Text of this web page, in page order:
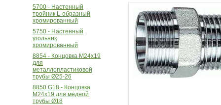
5700 - Настенный
тройник L-образный
хромированный
5750 - Настенный
угольник
хромированный
8854 - Концовка М24х19
для
металлопластиковой
трубы Ø25-26
8850 G18 - Концовка
М24х19 для медной
трубы Ø18